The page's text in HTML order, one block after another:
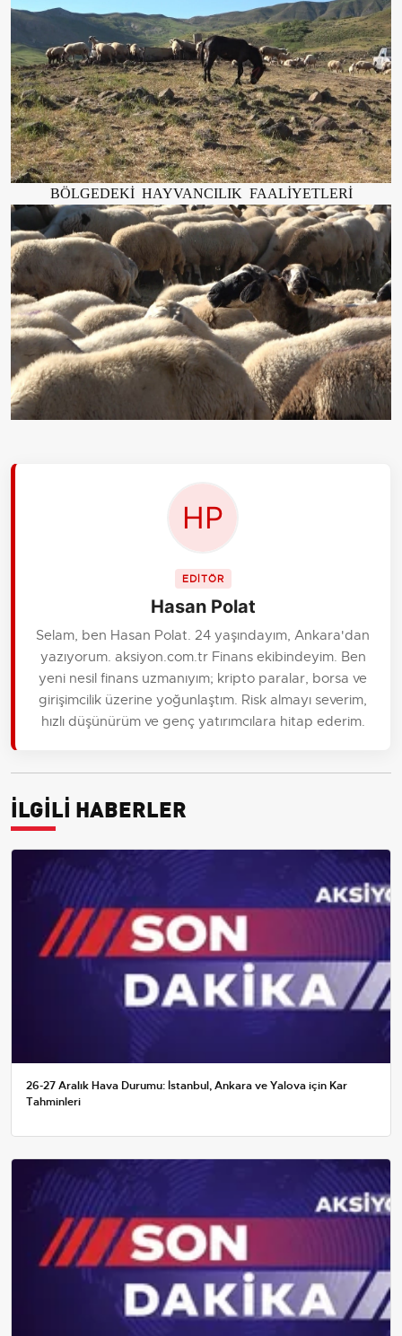
BÖLGEDEKİ HAYVANCILIK FAALİYETLERİ
EDİTÖR
Hasan Polat
Selam, ben Hasan Polat. 24 yaşındayım, Ankara'dan
yazıyorum. aksiyon.com.tr Finans ekibindeyim. Ben
yeni nesil finans uzmanıyım; kripto paralar, borsa ve
girişimcilik üzerine yoğunlaştım. Risk almayı severim,
hızlı düşünürüm ve genç yatırımcılara hitap ederim.
İLGİLİ HABERLER
26-27 Aralık Hava Durumu: İstanbul, Ankara ve Yalova için Kar
Tahminleri